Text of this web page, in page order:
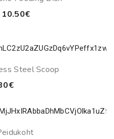
10.50€
through
10.50€
Steel Scoop
€